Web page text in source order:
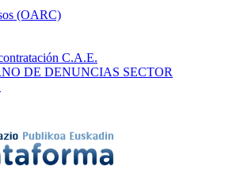
(OARC)
C.A.E.
DE DENUNCIAS SECTOR